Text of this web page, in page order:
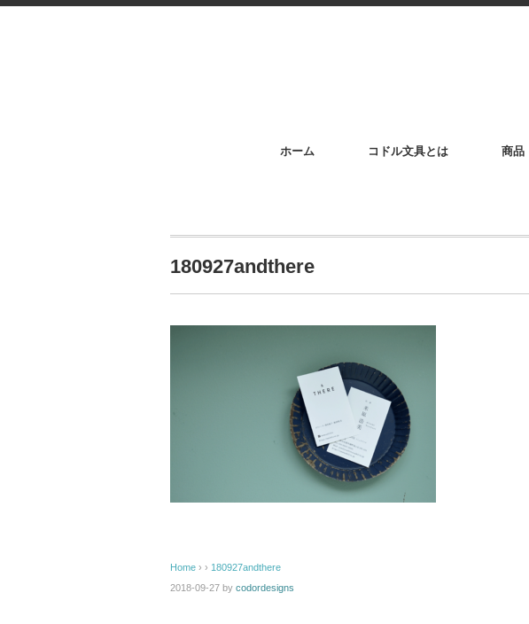
ホーム コドル文具とは 商品
180927andthere
Home › › 180927andthere
2018-09-27 by codordesigns